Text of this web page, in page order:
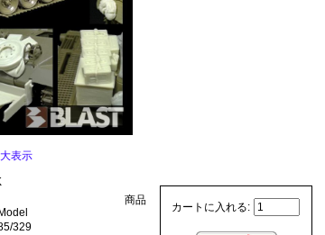
表示
カートに入れる:
商品
329